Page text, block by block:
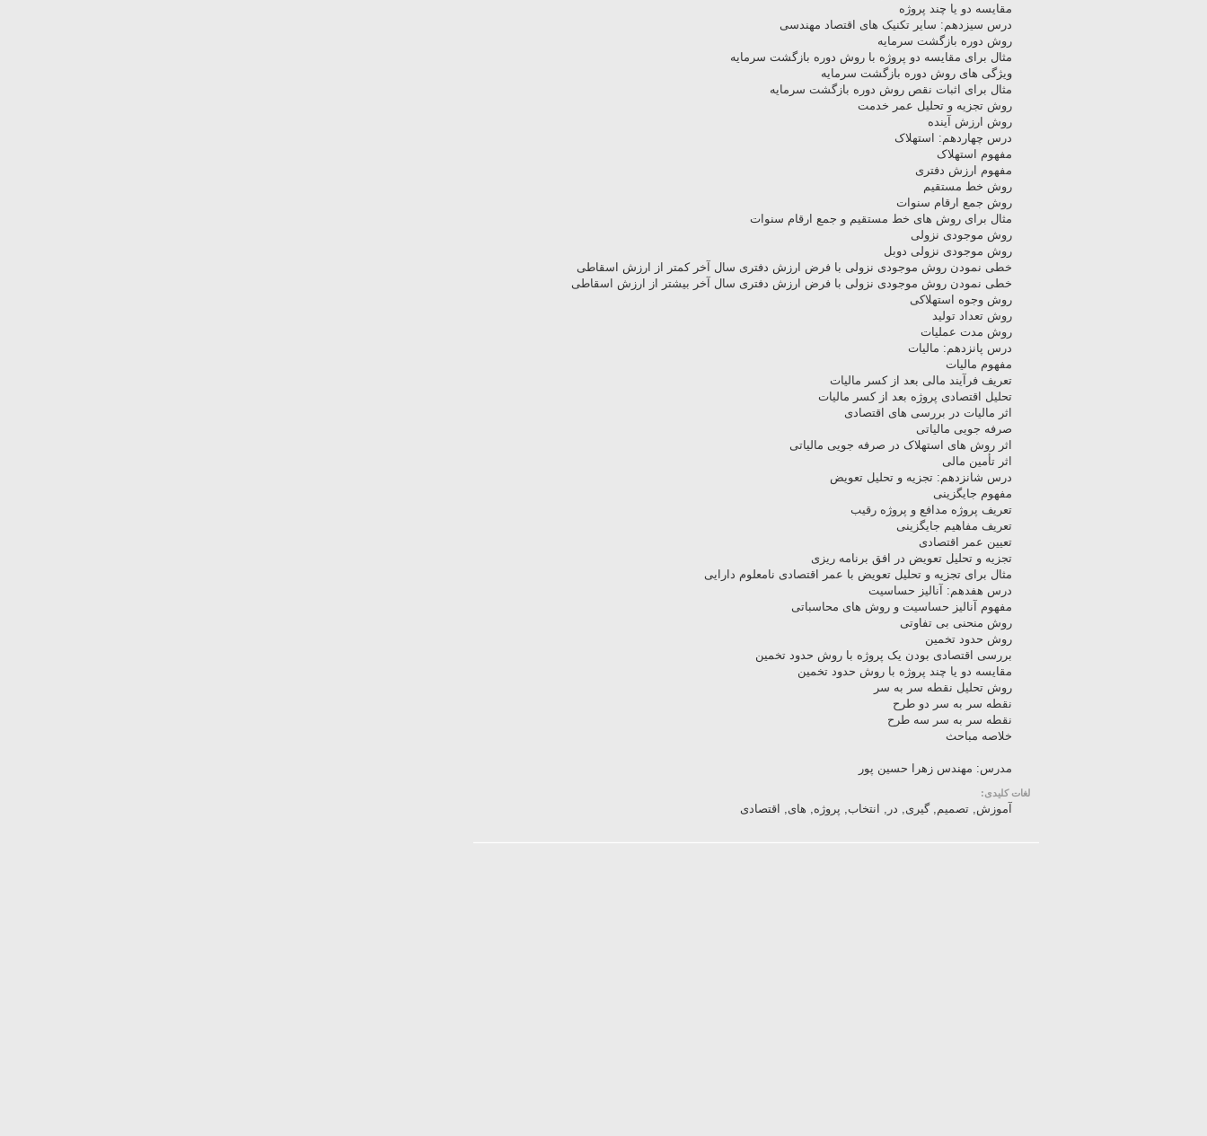
مقایسه دو یا چند پروژه
درس سیزدهم: سایر تکنیک های اقتصاد مهندسی
روش دوره بازگشت سرمایه
مثال برای مقایسه دو پروژه با روش دوره بازگشت سرمایه
ویژگی های روش دوره بازگشت سرمایه
مثال برای اثبات نقص روش دوره بازگشت سرمایه
روش تجزیه و تحلیل عمر خدمت
روش ارزش آینده
درس چهاردهم: استهلاک
مفهوم استهلاک
مفهوم ارزش دفتری
روش خط مستقیم
روش جمع ارقام سنوات
مثال برای روش های خط مستقیم و جمع ارقام سنوات
روش موجودی نزولی
روش موجودی نزولی دوبل
خطی نمودن روش موجودی نزولی با فرض ارزش دفتری سال آخر کمتر از ارزش اسقاطی
خطی نمودن روش موجودی نزولی با فرض ارزش دفتری سال آخر بیشتر از ارزش اسقاطی
روش وجوه استهلاکی
روش تعداد تولید
روش مدت عملیات
درس پانزدهم: مالیات
مفهوم مالیات
تعریف فرآیند مالی بعد از کسر مالیات
تحلیل اقتصادی پروژه بعد از کسر مالیات
اثر مالیات در بررسی های اقتصادی
صرفه جویی مالیاتی
اثر روش های استهلاک در صرفه جویی مالیاتی
اثر تأمین مالی
درس شانزدهم: تجزیه و تحلیل تعویض
مفهوم جایگزینی
تعریف پروژه مدافع و پروژه رقیب
تعریف مفاهیم جایگزینی
تعیین عمر اقتصادی
تجزیه و تحلیل تعویض در افق برنامه ریزی
مثال برای تجزیه و تحلیل تعویض با عمر اقتصادی نامعلوم دارایی
درس هفدهم: آنالیز حساسیت
مفهوم آنالیز حساسیت و روش های محاسباتی
روش منحنی بی تفاوتی
روش حدود تخمین
بررسی اقتصادی بودن یک پروژه با روش حدود تخمین
مقایسه دو یا چند پروژه با روش حدود تخمین
روش تحلیل نقطه سر به سر
نقطه سر به سر دو طرح
نقطه سر به سر سه طرح
خلاصه مباحث
مدرس: مهندس زهرا حسین پور
لغات کلیدی:
آموزش, تصمیم, گیری, در, انتخاب, پروژه, های, اقتصادی